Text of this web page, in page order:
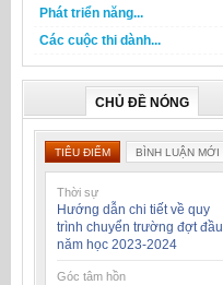
Phát triển năng...
Các cuộc thi dành...
CHỦ ĐỀ NÓNG
TIÊU ĐIỂM BÌNH LUẬN MỚI
Thời sự
Hướng dẫn chi tiết về quy
trình chuyển trường đợt đầu
năm học 2023-2024
Góc tâm hồn